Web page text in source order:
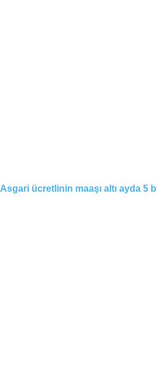
Asgari ücretlinin maaşı altı ayda 5